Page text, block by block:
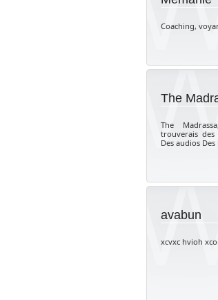
Coaching,
The
The
trouverais des
Des audios
avabun
xcvxc hvioh